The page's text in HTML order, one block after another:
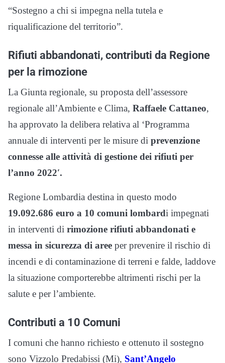
“Sostegno a chi si impegna nella tutela e
riqualificazione del territorio”.
Rifiuti abbandonati, contributi da Regione
per la rimozione
La Giunta regionale, su proposta dell’assessore
regionale all’Ambiente e Clima, Raffaele Cattaneo,
ha approvato la delibera relativa al ‘Programma
annuale di interventi per le misure di prevenzione
connesse alle attività di gestione dei rifiuti per
l’anno 2022′.
Regione Lombardia destina in questo modo
19.092.686 euro a 10 comuni lombardi impegnati
in interventi di rimozione rifiuti abbandonati e
messa in sicurezza di aree per prevenire il rischio di
incendi e di contaminazione di terreni e falde, laddove
la situazione comporterebbe altrimenti rischi per la
salute e per l’ambiente.
Contributi a 10 Comuni
I comuni che hanno richiesto e ottenuto il sostegno
sono Vizzolo Predabissi (Mi), Sant’Angelo